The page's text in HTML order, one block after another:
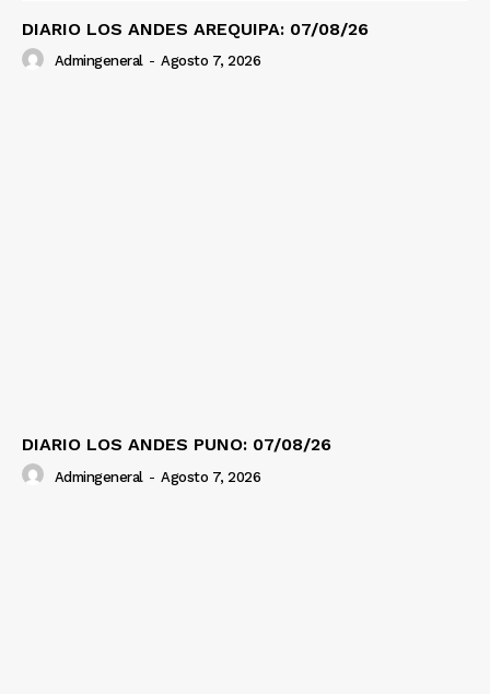
DIARIO LOS ANDES AREQUIPA: 07/08/26
Admingeneral - Agosto 7, 2026
DIARIO LOS ANDES PUNO: 07/08/26
Admingeneral - Agosto 7, 2026